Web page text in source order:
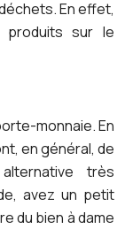
En effet,
produits sur le
monnaie. En
en général, de
très
avez un petit
du bien à dame